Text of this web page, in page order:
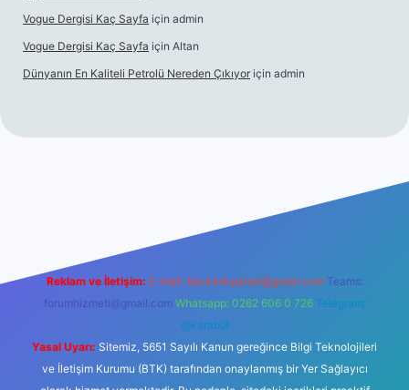
Vogue Dergisi Kaç Sayfa için admin
Vogue Dergisi Kaç Sayfa için Altan
Dünyanın En Kaliteli Petrolü Nereden Çıkıyor için admin
Reklam ve İletişim: E-mail: backlinkpaneli@gmail.com Teams:
forumhizmeti@gmail.com Whatsapp: 0262 606 0 726 Telegram:
@karabul
Yasal Uyarı: Sitemiz, 5651 Sayılı Kanun gereğince Bilgi Teknolojileri
ve İletişim Kurumu (BTK) tarafından onaylanmış bir Yer Sağlayıcı